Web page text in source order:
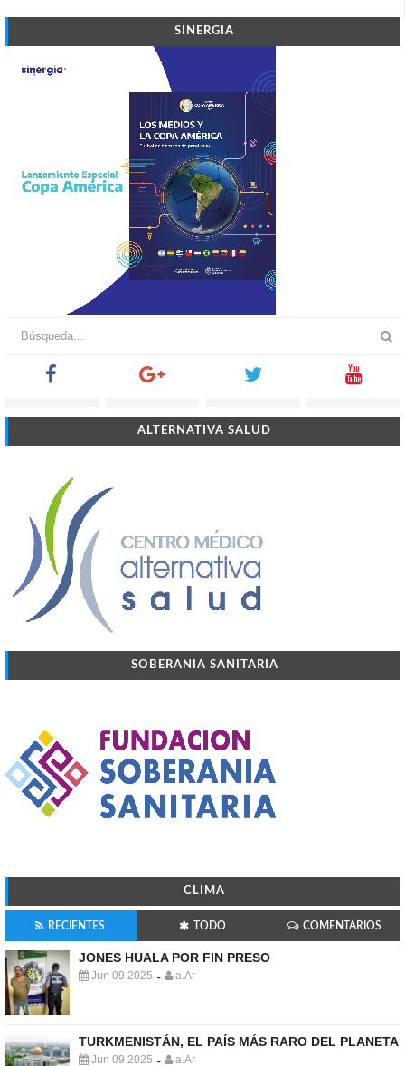
SINERGIA
ALTERNATIVA SALUD
SOBERANIA SANITARIA
CLIMA
RECIENTES TODO COMENTARIOS
JONES HUALA POR FIN PRESO
Jun 09 2025 - a.Ar
TURKMENISTÁN, EL PAÍS MÁS RARO DEL PLANETA
Jun 09 2025 - a.Ar